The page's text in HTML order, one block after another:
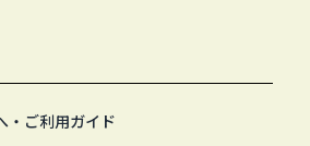
・ご利用ガイド